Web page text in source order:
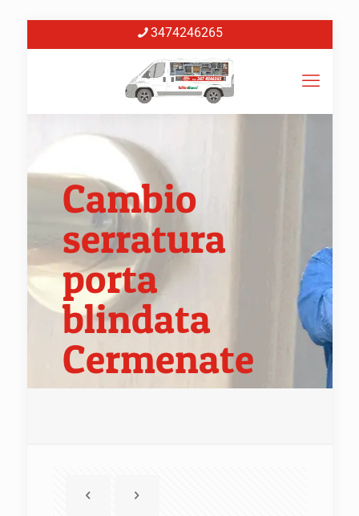
3474246265
Cambio
serratura
porta
blindata
Cermenate